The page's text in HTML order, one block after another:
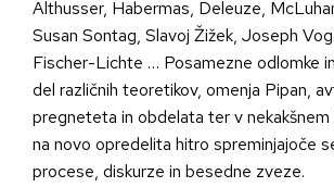
Althusser, Habermas, Deleuze,
Susan Sontag, Slavoj Žižek, Joseph
Fischer-Lichte … Posamezne odlomke
del različnih teoretikov, omenja Pipan,
pregneteta in obdelata ter v nekakšnem
na novo opredelita hitro spreminjajoče
procese, diskurze in besedne zveze.